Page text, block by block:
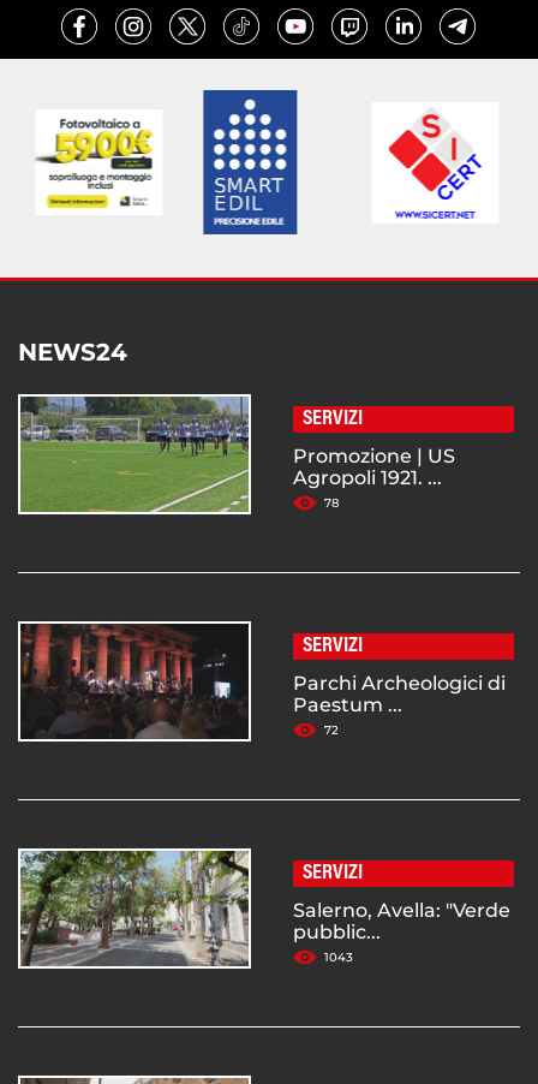
NEWS24
SERVIZI
Promozione | US
Agropoli 1921. ...
78
SERVIZI
Parchi Archeologici di
Paestum ...
72
SERVIZI
Salerno, Avella: "Verde
pubblic...
1043